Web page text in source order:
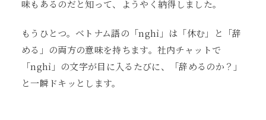
味もあるのだと知って、ようやく納得しました。
もうひとつ。ベトナム語の「nghỉ」は「休む」と「辞
める」の両方の意味を持ちます。社内チャットで
「nghỉ」の文字が目に入るたびに、「辞めるのか？」
と一瞬ドキッとします。